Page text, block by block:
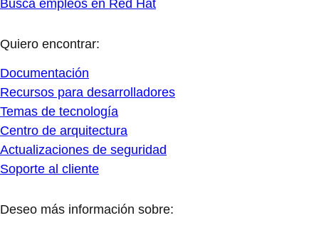
Busca empleos en Red Hat
Quiero encontrar:
Documentación
Recursos para desarrolladores
Temas de tecnología
Centro de arquitectura
Actualizaciones de seguridad
Soporte al cliente
Deseo más información sobre: